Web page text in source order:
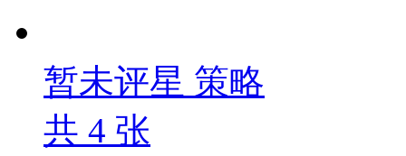
暂未评星 策略
共 4 张